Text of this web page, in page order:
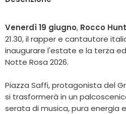
Venerdì 19 giugno, Rocco Hunt
21.30, il rapper e cantautore
inaugurare l'estate e la terza
Notte Rosa 2026.
Piazza Saffi, protagonista del
si trasformerà in un
serata di musica, pura energia